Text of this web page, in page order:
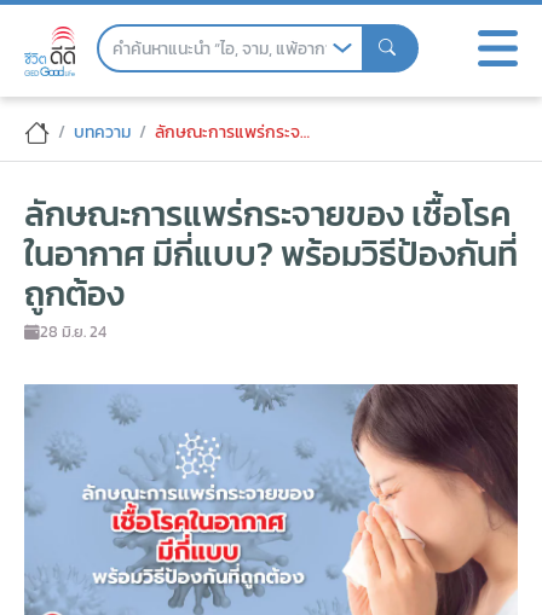
Skip
ลักษณะการแพร่กระจายของ เชื้อโรคในอ
บทความ ลักษณะการแพร่กระจายของ เชื้อโรคในอากาศ มีกี่แบบ? พร้อมวิธีป้องกันที่ถูกต้อง
ลักษณะการแพร่กระจายของ เชื้อโรค
ในอากาศ มีกี่แบบ? พร้อมวิธีป้องกันที่
ถูกต้อง
28 มิ.ย. 24